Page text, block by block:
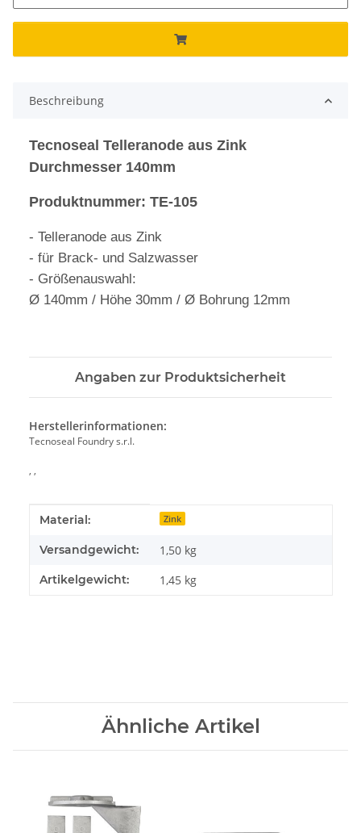
Beschreibung
Tecnoseal Telleranode aus Zink
Durchmesser 140mm
Produktnummer: TE-105
- Telleranode aus Zink
- für Brack- und Salzwasser
- Größenauswahl:
Ø 140mm / Höhe 30mm / Ø Bohrung 12mm
Angaben zur Produktsicherheit
Herstellerinformationen:
Tecnoseal Foundry s.r.l.
, ,
Produkteigenschaft
Wert
Material: Zink
Versandgewicht: 1,50 kg
Artikelgewicht: 1,45 kg
Ähnliche Artikel